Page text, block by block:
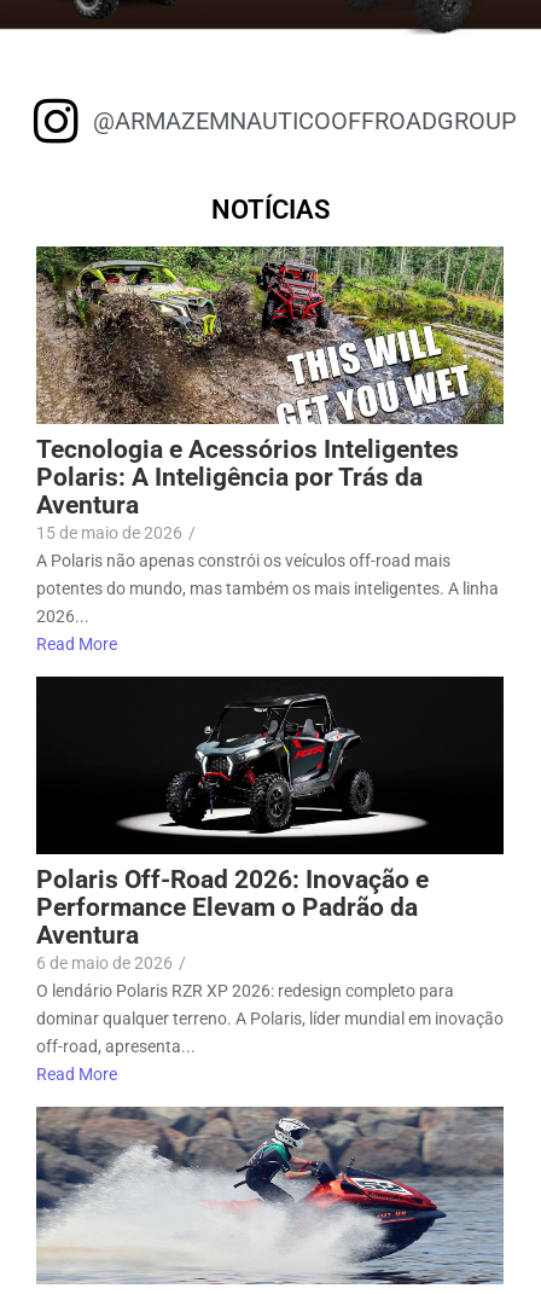
@ARMAZEMNAUTICOOFFROADGROUP
NOTÍCIAS
Tecnologia e Acessórios Inteligentes
Polaris: A Inteligência por Trás da
Aventura
15 de maio de 2026 /
A Polaris não apenas constrói os veículos off-road mais
potentes do mundo, mas também os mais inteligentes. A linha
2026...
Read More
Polaris Off-Road 2026: Inovação e
Performance Elevam o Padrão da
Aventura
6 de maio de 2026 /
O lendário Polaris RZR XP 2026: redesign completo para
dominar qualquer terreno. A Polaris, líder mundial em inovação
off-road, apresenta...
Read More